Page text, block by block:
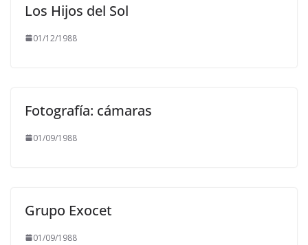
Los Hijos del Sol
01/12/1988
Fotografía: cámaras
01/09/1988
Grupo Exocet
01/09/1988